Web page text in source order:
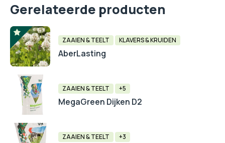
Gerelateerde producten
ZAAIEN & TEELT KLAVERS & KRUIDEN
AberLasting
ZAAIEN & TEELT +5
MegaGreen Dijken D2
ZAAIEN & TEELT +3